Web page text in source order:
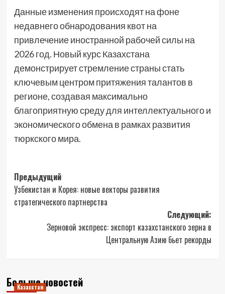
Данные изменения происходят на фоне
недавнего обнародования квот на
привлечение иностранной рабочей силы на
2026 год. Новый курс Казахстана
демонстрирует стремление страны стать
ключевым центром притяжения талантов в
регионе, создавая максимально
благоприятную среду для интеллектуального и
экономического обмена в рамках развития
тюркского мира.
Навигация
записи
Предыдущий
Узбекистан и Корея: новые векторы развития
стратегического партнерства
Следующий:
Зерновой экспресс: экспорт казахстанского зерна в
Центральную Азию бьет рекорды
Больше новостей
Казахстан